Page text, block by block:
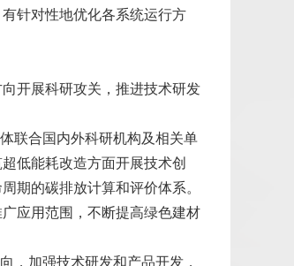
针对性地优化各系统运行方
开展科研攻关，推进技术研发
联合国内外科研机构及相关单
低能耗改造方面开展技术创
期的碳排放计算和评价体系。
应用范围，不断提高绿色建材
，加强技术研发和产品开发，